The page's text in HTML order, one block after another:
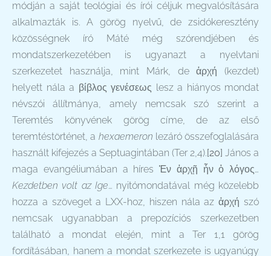
módján a saját teológiai és írói céljuk megvalósítására
alkalmazták is. A görög nyelvű, de zsidókeresztény
közösségnek író Máté még szórendjében és
mondatszerkezetében is ugyanazt a nyelvtani
szerkezetet használja, mint Márk, de ἀρχή (kezdet)
helyett nála a βίβλος γενέσεως lesz a hiányos mondat
névszói állítmánya, amely nemcsak szó szerint a
Teremtés könyvének görög címe, de az első
teremtéstörténet, a hexaemeron lezáró összefoglalására
használt kifejezés a Septuagintában (Ter 2,4).[20] János a
maga evangéliumában a híres Ἐν ἀρχῇ ἦν ὁ λόγος…
Kezdetben volt az Ige… nyitómondatával még közelebb
hozza a szöveget a LXX-hoz, hiszen nála az ἀρχή szó
nemcsak ugyanabban a prepozíciós szerkezetben
található a mondat elején, mint a Ter 1,1 görög
fordításában, hanem a mondat szerkezete is ugyanúgy